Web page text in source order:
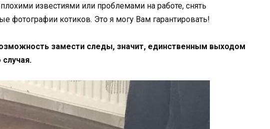
известиями или проблемами на работе, снять
фотографии котиков. Это я могу Вам гарантировать!
замести следы, значит, единственным выходом